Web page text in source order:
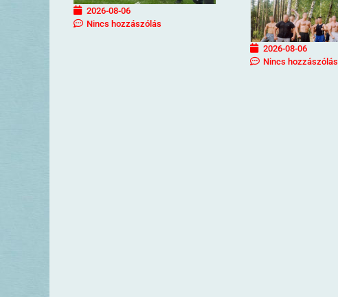
2026-08-06
Nincs hozzászólás
2026-08-06
Nincs hozzászólás